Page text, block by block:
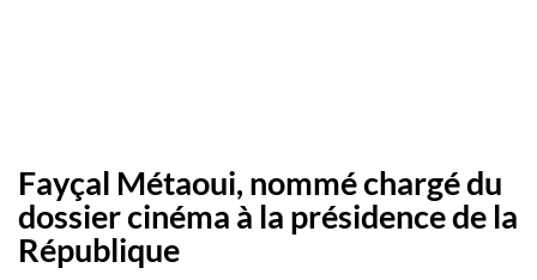
Fayçal Métaoui, nommé chargé du
dossier cinéma à la présidence de la
République